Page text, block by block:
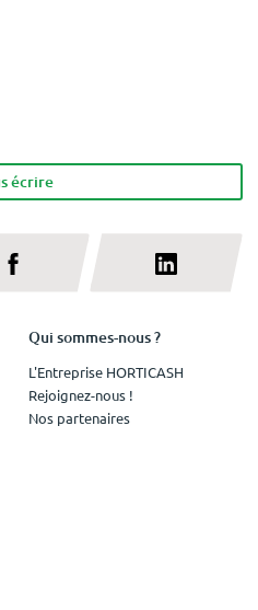
écrire
Qui sommes-nous ?
L'Entreprise HORTICASH
Rejoignez-nous !
Nos partenaires